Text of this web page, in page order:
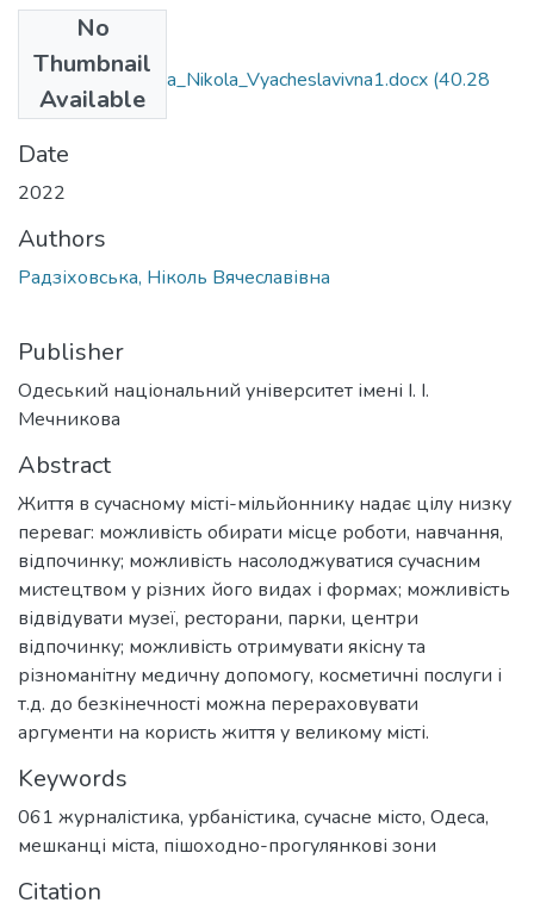
No
Thumbnail
Available
061_Radzikhovska_Nikola_Vyacheslavivna1.docx (40.28
KB)
Date
2022
Authors
Радзіховська, Ніколь Вячеславівна
Publisher
Одеський національний університет імені І. І.
Мечникова
Abstract
Життя в сучасному місті-мільйоннику надає цілу низку
переваг: можливість обирати місце роботи, навчання,
відпочинку; можливість насолоджуватися сучасним
мистецтвом у різних його видах і формах; можливість
відвідувати музеї, ресторани, парки, центри
відпочинку; можливість отримувати якісну та
різноманітну медичну допомогу, косметичні послуги і
т.д. до безкінечності можна перераховувати
аргументи на користь життя у великому місті.
Keywords
061 журналістика, урбаністика, сучасне місто, Одеса,
мешканці міста, пішоходно-прогулянкові зони
Citation